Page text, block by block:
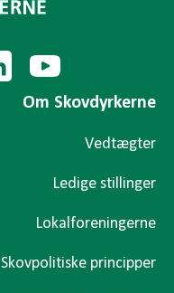
Om Skovdyrkerne
Vedtægter
Ledige stillinger
Lokalforeningerne
Skovpolitiske principper